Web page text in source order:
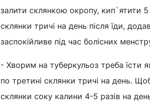
залити склянкою окропу, кип`ятити
склянки тричі на день після їди,
заспокійливе під час болісних
- Хворим на туберкульоз треба їсти
по третині склянки тричі на день.
склянки соку калини 4-5 разів на